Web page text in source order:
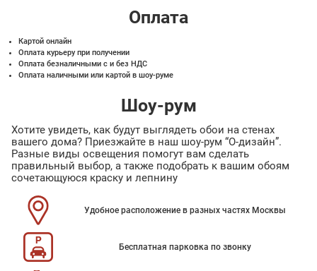
Оплата
Картой онлайн
Оплата курьеру при получении
Оплата безналичными с и без НДС
Оплата наличными или картой в шоу-руме
Шоу-рум
Хотите увидеть, как будут выглядеть обои на стенах
вашего дома? Приезжайте в наш шоу-рум “О-дизайн”.
Разные виды освещения помогут вам сделать
правильный выбор, а также подобрать к вашим обоям
сочетающуюся краску и лепнину
Удобное расположение в разных частях Москвы
Бесплатная парковка по звонку